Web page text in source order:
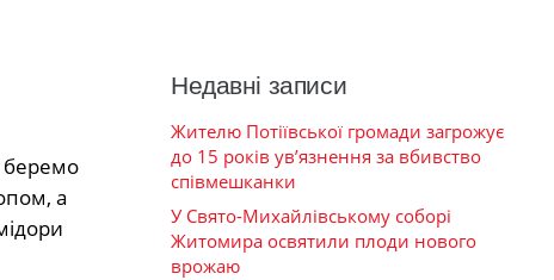
беремо
а
Недавні записи
Жителю Потіївської громади загрожує
до 15 років ув’язнення за вбивство
співмешканки
У Свято-Михайлівському соборі
Житомира освятили плоди нового
врожаю